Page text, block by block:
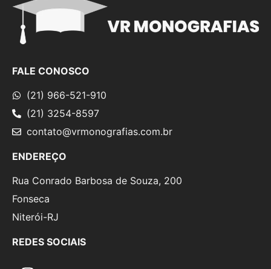
FALE CONOSCO
(21) 966-521-910
(21) 3254-8597
contato@vrmonografias.com.br
ENDEREÇO
Rua Conrado Barbosa de Souza, 200
Fonseca
Niterói-RJ
REDES SOCIAIS